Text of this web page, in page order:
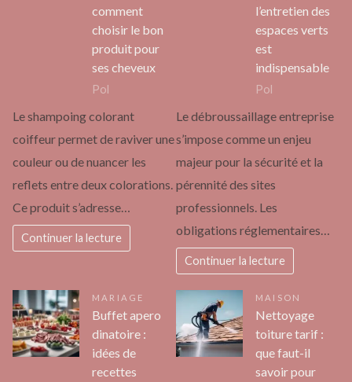
comment
choisir le bon
produit pour
ses cheveux
Pol
Le shampoing colorant
coiffeur permet de raviver une
couleur ou de nuancer les
reflets entre deux colorations.
Ce produit s’adresse…
Continuer la lecture
l’entretien des
espaces verts
est
indispensable
Pol
Le débroussaillage entreprise
s’impose comme un enjeu
majeur pour la sécurité et la
pérennité des sites
professionnels. Les
obligations réglementaires…
Continuer la lecture
MARIAGE
Buffet apero
dinatoire :
idées de
recettes
MAISON
Nettoyage
toiture tarif :
que faut-il
savoir pour